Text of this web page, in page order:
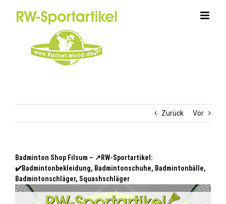
Zurück Vor
Badminton Shop Filsum – ↗️RW-Sportartikel:
✔️Badmintonbekleidung, Badmintonschuhe, Badmintonbälle,
Badmintonschläger, Squashschläger